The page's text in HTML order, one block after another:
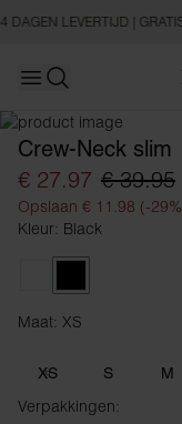
DAGEN LEVERTIJD |
Open main menu
Crew-Neck slim
€ 27.97 € 39.95
Opslaan € 11.98 (-
Kleur: Black
Maat: XS
XS S M
Verpakkingen: